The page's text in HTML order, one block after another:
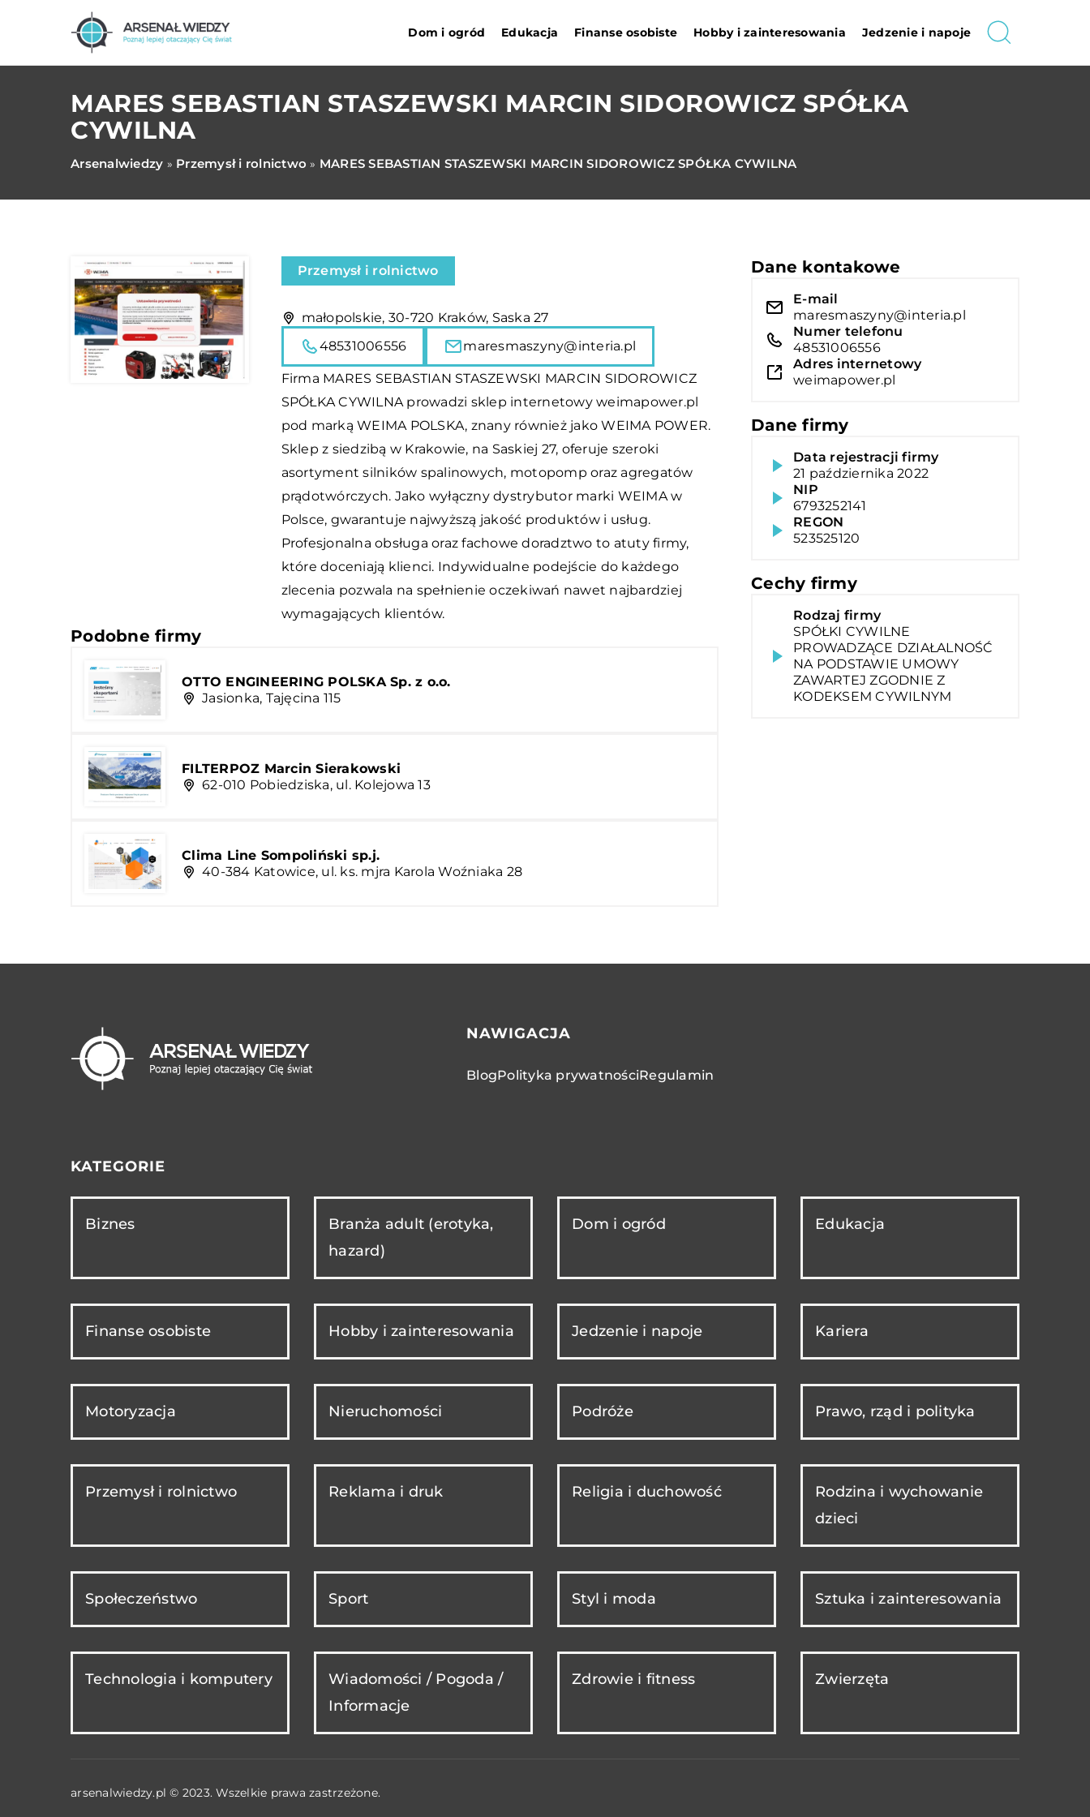
Dom i ogród Edukacja Finanse osobiste Hobby i zainteresowania Jedzenie i napoje
MARES SEBASTIAN STASZEWSKI MARCIN SIDOROWICZ SPÓŁKA
CYWILNA
Arsenalwiedzy » Przemysł i rolnictwo » MARES SEBASTIAN STASZEWSKI MARCIN SIDOROWICZ SPÓŁKA CYWILNA
Przemysł i rolnictwo
małopolskie, 30-720 Kraków, Saska 27
48531006556
maresmaszyny@interia.pl
Firma MARES SEBASTIAN STASZEWSKI MARCIN SIDOROWICZ
SPÓŁKA CYWILNA prowadzi sklep internetowy weimapower.pl
pod marką WEIMA POLSKA, znany również jakoWEIMA POWER.
Sklep z siedzibą w Krakowie, na Saskiej 27, oferuje szeroki
asortyment silników spalinowych, motopomp oraz agregatów
prądotwórczych. Jako wyłączny dystrybutor marki WEIMA w
Polsce, gwarantuje najwyższą jakość produktów i usług.
Profesjonalna obsługa oraz fachowe doradztwo to atuty firmy,
które doceniają klienci. Indywidualne podejście do każdego
zlecenia pozwala na spełnienie oczekiwań nawet najbardziej
wymagających klientów.
Podobne firmy
OTTO ENGINEERING POLSKA Sp. z o.o.
Jasionka, Tajęcina 115
FILTERPOZ Marcin Sierakowski
62-010 Pobiedziska, ul. Kolejowa 13
Clima Line Sompoliński sp.j.
40-384 Katowice, ul. ks. mjra Karola Woźniaka 28
Dane kontakowe
E-mail
maresmaszyny@interia.pl
Numer telefonu
48531006556
Adres internetowy
weimapower.pl
Dane firmy
Data rejestracji firmy
21 października 2022
NIP
6793252141
REGON
523525120
Cechy firmy
Rodzaj firmy
SPÓŁKI CYWILNE
PROWADZĄCE DZIAŁALNOŚĆ
NA PODSTAWIE UMOWY
ZAWARTEJ ZGODNIE Z
KODEKSEM CYWILNYM
NAWIGACJA
BlogPolityka prywatnościRegulamin
KATEGORIE
Biznes
Branża adult (erotyka,
hazard)
Dom i ogród Edukacja
Finanse osobiste Hobby i zainteresowania Jedzenie i napoje Kariera
Motoryzacja Nieruchomości Podróże Prawo, rząd i polityka
Przemysł i rolnictwo Reklama i druk Religia i duchowość
Rodzina i wychowanie
dzieci
Społeczeństwo Sport Styl i moda Sztuka i zainteresowania
Technologia i komputery
Wiadomości / Pogoda /
Informacje
Zdrowie i fitness Zwierzęta
arsenalwiedzy.pl © 2023. Wszelkie prawa zastrzeżone.